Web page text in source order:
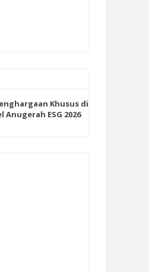
Khusus di
Anugerah ESG 2026